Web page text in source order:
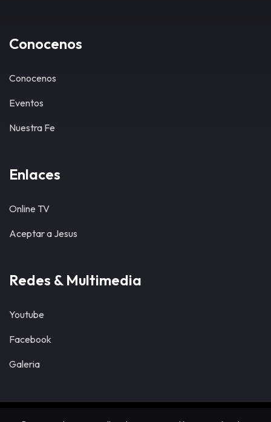
Conocenos
Conocenos
Eventos
Nuestra Fe
Enlaces
Online TV
Aceptar a Jesus
Redes & Multimedia
Youtube
Facebook
Galeria